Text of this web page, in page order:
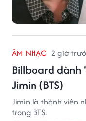
ÂM NHẠC 2 giờ
Billboard dành
Jimin (BTS)
Jimin là thành viên
trong BTS.